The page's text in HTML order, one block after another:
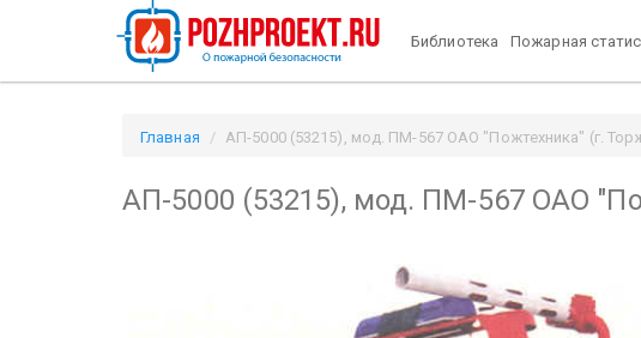
Библиотека Пожарная
Главная АП-5000 (53215), мод. ПМ-567 ОАО "Пожтехника" (г.
АП-5000 (53215), мод. ПМ-567 ОАО